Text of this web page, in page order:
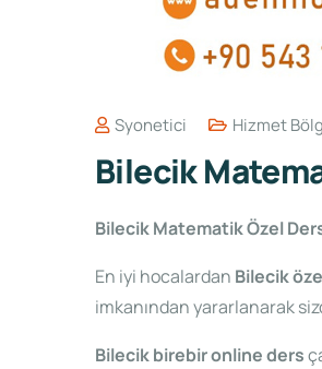
Syonetici Hizmet
Bilecik
Bilecik Matematik Özel
En iyi hocalardan Bilecik
imkanından yararlanarak
Bilecik birebir online ders